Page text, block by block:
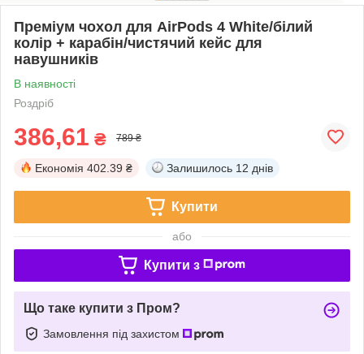
Преміум чохол для AirPods 4 White/білий
колір + карабін/чистячий кейс для
навушників
В наявності
Роздріб
386,61 ₴ 789 ₴
Економія 402.39 ₴ Залишилось 12 днів
Купити
або
Купити з
Що таке купити з Пром?
Замовлення під захистом